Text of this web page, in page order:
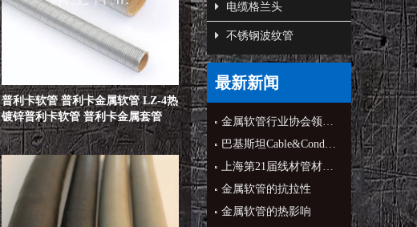
普利卡软管 普利卡金属软管 LZ-4热
镀锌普利卡软管 普利卡金属套管
电缆格兰头
不锈钢波纹管
最新新闻
金属软管行业协会领导来公司指导
巴基斯坦Cable&Conduit公司CEO来公司
上海第21届线材管材展会
金属软管的抗拉性
金属软管的热影响